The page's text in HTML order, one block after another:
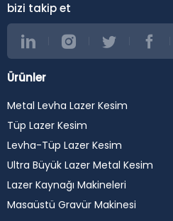
bizi takip et
Ürünler
Metal Levha Lazer Kesim
Tüp Lazer Kesim
Levha-Tüp Lazer Kesim
Ultra Büyük Lazer Metal Kesim
Lazer Kaynağı Makineleri
Masaüstü Gravür Makinesi